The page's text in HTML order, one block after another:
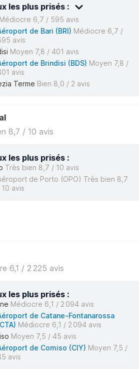
les plus prisés :
Médiocre 6,7 / 595 avis
de Bari (BRI) Médiocre 6,7 /
avis
Moyen 7,8 / 401 avis
de Brindisi (BDS) Moyen 7,8 /
avis
Terme Bien 8,0 / 2 avis
8,7 / 10 avis
les plus prisés :
Très bien 8,7 / 10 avis
de Porto (OPO) Très bien 8,7
10 avis
6,1 / 2 225 avis
les plus prisés :
Médiocre 6,1 / 2 094 avis
de Catane-Fontanarossa
Médiocre 6,1 / 2 094 avis
Moyen 7,5 / 45 avis
de Comiso (CIY) Moyen 7,5 /
avis